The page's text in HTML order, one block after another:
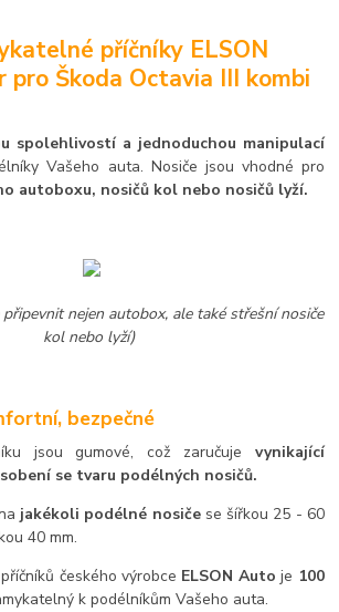
příčníky ELSON
Škoda Octavia III kombi
spolehlivostí a jednoduchou manipulací
Vašeho auta. Nosiče jsou vhodné pro
autoboxu, nosičů kol nebo nosičů lyží.
připevnit nejen autobox, ale také střešní nosiče
kol nebo lyží)
bezpečné
jsou gumové, což zaručuje vynikající
se tvaru podélných nosičů.
jakékoli podélné nosičese šířkou 25 - 60
40 mm.
českého výrobce ELSON Autoje 100
k podélníkům Vašeho auta.